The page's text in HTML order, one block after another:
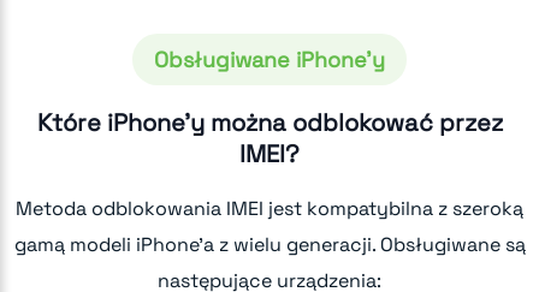
Obsługiwane iPhone'y
Które iPhone'y można odblokować przez
IMEI?
Metoda odblokowania IMEI jest kompatybilna z szeroką
gamą modeli iPhone'a z wielu generacji. Obsługiwane są
następujące urządzenia: